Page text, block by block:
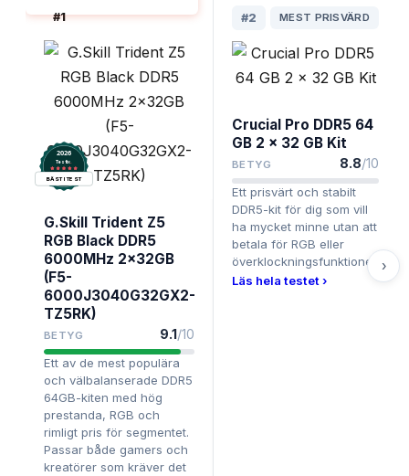
#1
2026
Testix.
BÄST I TEST
G.Skill Trident Z5
RGB Black DDR5
6000MHz 2x32GB
(F5-
6000J3040G32GX2-
TZ5RK)
BETYG 9.1/10
Ett av de mest populära
och välbalanserade DDR5
64GB-kiten med hög
prestanda, RGB och
rimligt pris för segmentet.
Passar både gamers och
kreatörer som kräver det
#2 MEST PRISVÄRD
Crucial Pro DDR5 64
GB 2 x 32 GB Kit
BETYG 8.8/10
Ett prisvärt och stabilt
DDR5-kit för dig som vill
ha mycket minne utan att
betala för RGB eller
överklockningsfunktioner.
Läs hela testet ›
›